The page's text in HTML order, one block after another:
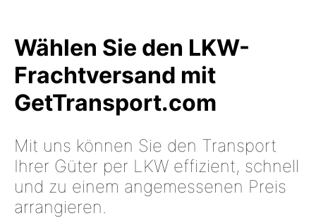
Wählen Sie den LKW-
Frachtversand mit
GetTransport.com
Mit uns können Sie den Transport
Ihrer Güter per LKW effizient, schnell
und zu einem angemessenen Preis
arrangieren.